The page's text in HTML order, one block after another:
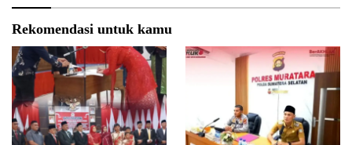
Rekomendasi untuk kamu